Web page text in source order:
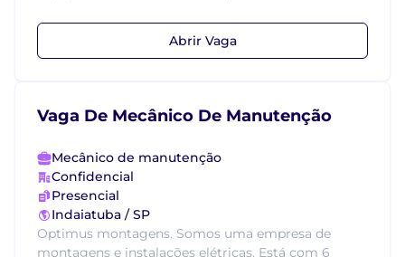
Abrir Vaga
Vaga De Mecânico De Manutenção
Mecânico de manutenção
Confidencial
Presencial
Indaiatuba / SP
Optimus montagens. Somos uma empresa de
montagens e instalações elétricas. Está com 6